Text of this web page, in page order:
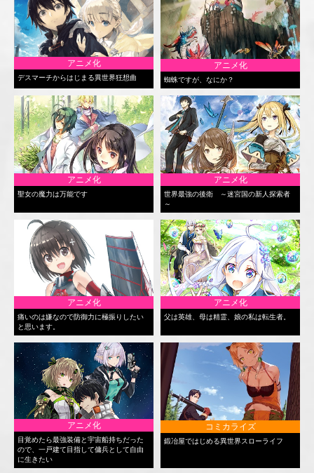
アニメ化
デスマーチからはじまる異世界狂想曲
アニメ化
蜘蛛ですが、なにか？
アニメ化
聖女の魔力は万能です
アニメ化
世界最強の後衛 ～迷宮国の新人探索者
～
アニメ化
痛いのは嫌なので防御力に極振りしたい
と思います。
アニメ化
父は英雄、母は精霊、娘の私は転生者。
アニメ化
目覚めたら最強装備と宇宙船持ちだった
ので、一戸建て目指して傭兵として自由
に生きたい
コミカライズ
鍛冶屋ではじめる異世界スローライフ